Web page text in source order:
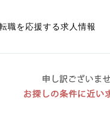
職を応援する求人情報